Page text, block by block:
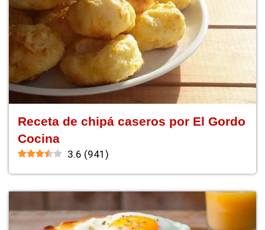
Receta de chipá caseros por El Gordo
Cocina
3.6 (941 )